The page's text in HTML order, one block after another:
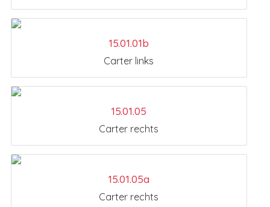
15.01.01b
Carter links
15.01.05
Carter rechts
15.01.05a
Carter rechts